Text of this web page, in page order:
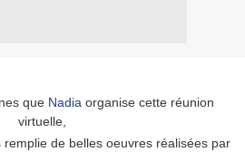
que Nadia organise cette réunion
virtuelle,
remplie de belles oeuvres réalisées par